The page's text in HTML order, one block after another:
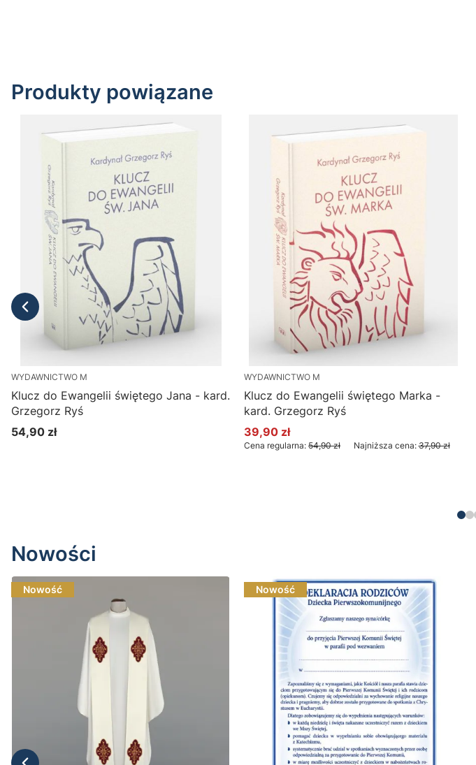
Produkty powiązane
WYDAWNICTWO M
Klucz do Ewangelii świętego Jana - kard.
Grzegorz Ryś
Cena
54,90 zł
WYDAWNICTWO M
Klucz do Ewangelii świętego Marka -
kard. Grzegorz Ryś
Cena promocyjna
39,90 zł
Cena regularna: 54,90 zł Najniższa cena: 37,90 zł
Nowości
Nowość Nowość